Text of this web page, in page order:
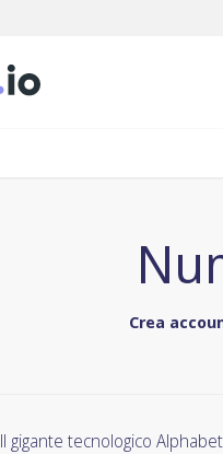
Crea
Il gigante tecnologico